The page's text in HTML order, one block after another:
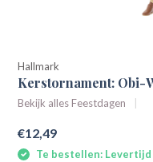
Hallmark
Kerstornament: Obi-
Bekijk alles Feestdagen
€12,49
Te bestellen: Levertijd